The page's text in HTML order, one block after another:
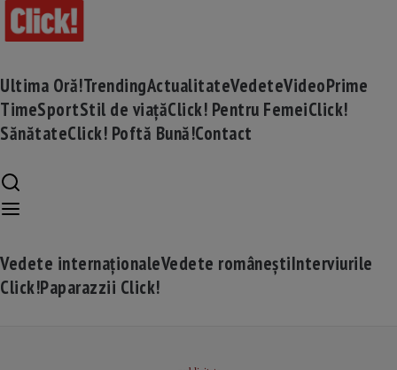
Ultima Oră!TrendingActualitateVedeteVideoPrime
TimeSportStil de viațăClick! Pentru FemeiClick!
SănătateClick! Poftă Bună!Contact
Vedete internaționaleVedete româneștiInterviurile
Click!Paparazzii Click!